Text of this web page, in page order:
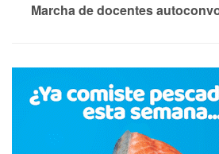
Marcha de docentes